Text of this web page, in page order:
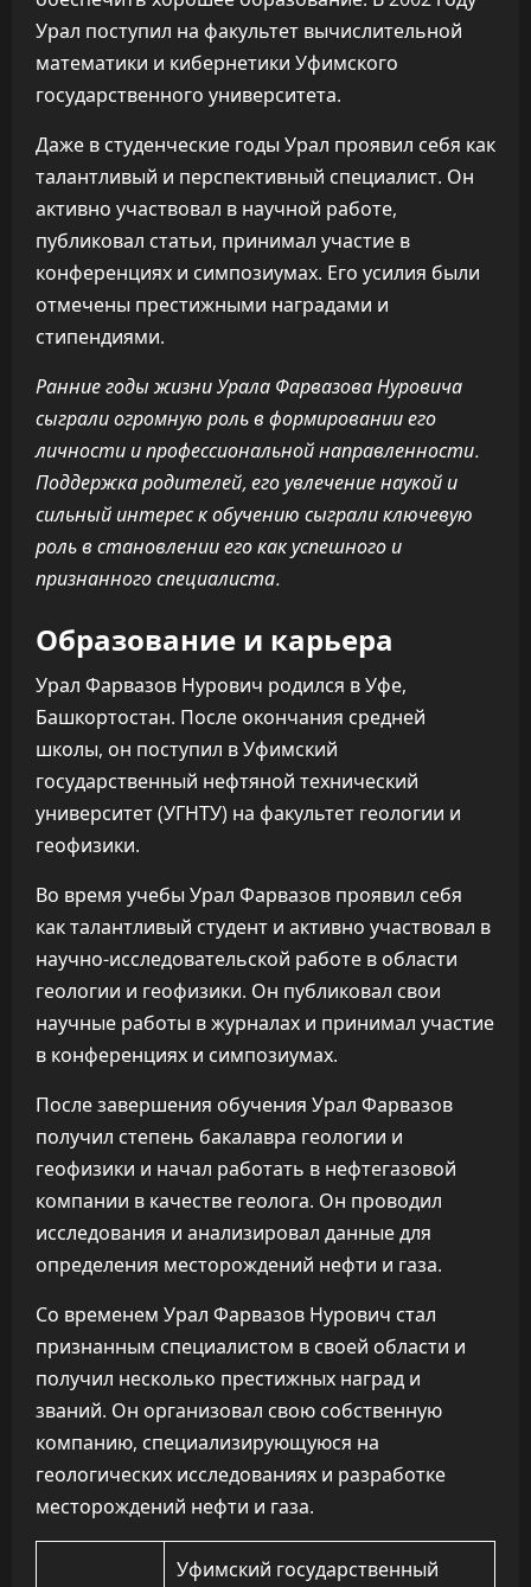
Урал поступил на факультет вычислительной
математики и кибернетики Уфимского
государственного университета.
Даже в студенческие годы Урал проявил себя как
талантливый и перспективный специалист. Он
активно участвовал в научной работе,
публиковал статьи, принимал участие в
конференциях и симпозиумах. Его усилия были
отмечены престижными наградами и
стипендиями.
Ранние годы жизни Урала Фарвазова Нуровича
сыграли огромную роль в формировании его
личности и профессиональной направленности.
Поддержка родителей, его увлечение наукой и
сильный интерес к обучению сыграли ключевую
роль в становлении его как успешного и
признанного специалиста.
Образование и карьера
Урал Фарвазов Нурович родился в Уфе,
Башкортостан. После окончания средней
школы, он поступил в Уфимский
государственный нефтяной технический
университет (УГНТУ) на факультет геологии и
геофизики.
Во время учебы Урал Фарвазов проявил себя
как талантливый студент и активно участвовал в
научно-исследовательской работе в области
геологии и геофизики. Он публиковал свои
научные работы в журналах и принимал участие
в конференциях и симпозиумах.
После завершения обучения Урал Фарвазов
получил степень бакалавра геологии и
геофизики и начал работать в нефтегазовой
компании в качестве геолога. Он проводил
исследования и анализировал данные для
определения месторождений нефти и газа.
Со временем Урал Фарвазов Нурович стал
признанным специалистом в своей области и
получил несколько престижных наград и
званий. Он организовал свою собственную
компанию, специализирующуюся на
геологических исследованиях и разработке
месторождений нефти и газа.
Уфимский государственный